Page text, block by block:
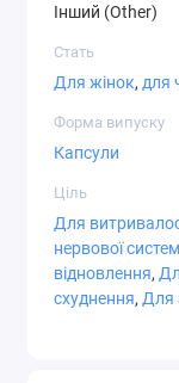
Характеристики
Форма випуску
За симптомами
Сертифікати та
Для кого
Інший (Other)
Стать
Для жінок, для
Форма випуску
Капсули
Ціль
Для
нервової
відновлення,
схуднення, Для